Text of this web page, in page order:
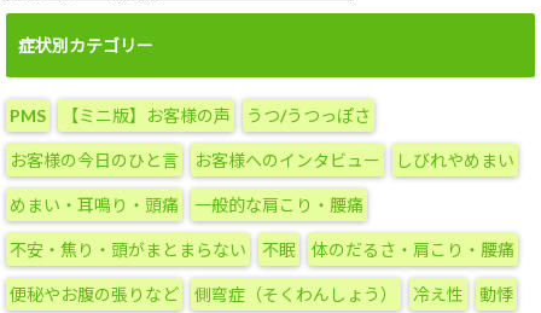
ロ
カ
テ
ゴ
リ
ー
症状別カテゴリー
PMS 【ミニ版】お客様の声 うつ/うつっぽさ
お客様の今日のひと言 お客様へのインタビュー しびれやめまい
めまい・耳鳴り・頭痛 一般的な肩こり・腰痛
不安・焦り・頭がまとまらない 不眠 体のだるさ・肩こり・腰痛
便秘やお腹の張りなど 側弯症（そくわんしょう） 冷え性 動悸